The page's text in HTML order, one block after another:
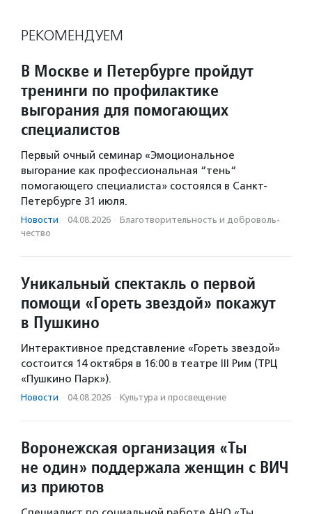
РЕКОМЕНДУЕМ
В Москве и Петербурге пройдут
тренинги по профилактике
выгорания для помогающих
специалистов
Первый очный семинар «Эмоциональное
выгорание как профессиональная “тень“
помогающего специалиста» состоялся в Санкт-
Петербурге 31 июля.
Новости · 04.08.2026 · Благотвори­тель­ность и доброволь­
чест­во
Уникальный спектакль о первой
помощи «Гореть звездой» покажут
в Пушкино
Интерактивное представление «Гореть звездой»
состоится 14 октября в 16:00 в театре III Рим (ТРЦ
«Пушкино Парк»).
Новости · 04.08.2026 · Культура и просвещение
Воронежская организация «Ты
не один» поддержала женщин с ВИЧ
из приютов